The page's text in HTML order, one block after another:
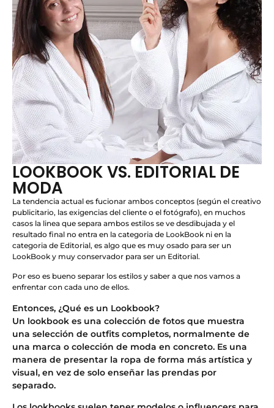
LOOKBOOK VS. EDITORIAL DE
MODA
La tendencia actual es fucionar ambos conceptos (según el creativo
publicitario, las exigencias del cliente o el fotógrafo), en muchos
casos la linea que separa ambos estilos se ve desdibujada y el
resultado final no entra en la categoria de LookBook ni en la
categoria de Editorial, es algo que es muy osado para ser un
LookBook y muy conservador para ser un Editorial.
Por eso es bueno separar los estilos y saber a que nos vamos a
enfrentar con cada uno de ellos.
Entonces, ¿Qué es un Lookbook?
Un lookbook es una colección de fotos que muestra
una selección de outfits completos, normalmente de
una marca o colección de moda en concreto. Es una
manera de presentar la ropa de forma más artística y
visual, en vez de solo enseñar las prendas por
separado.